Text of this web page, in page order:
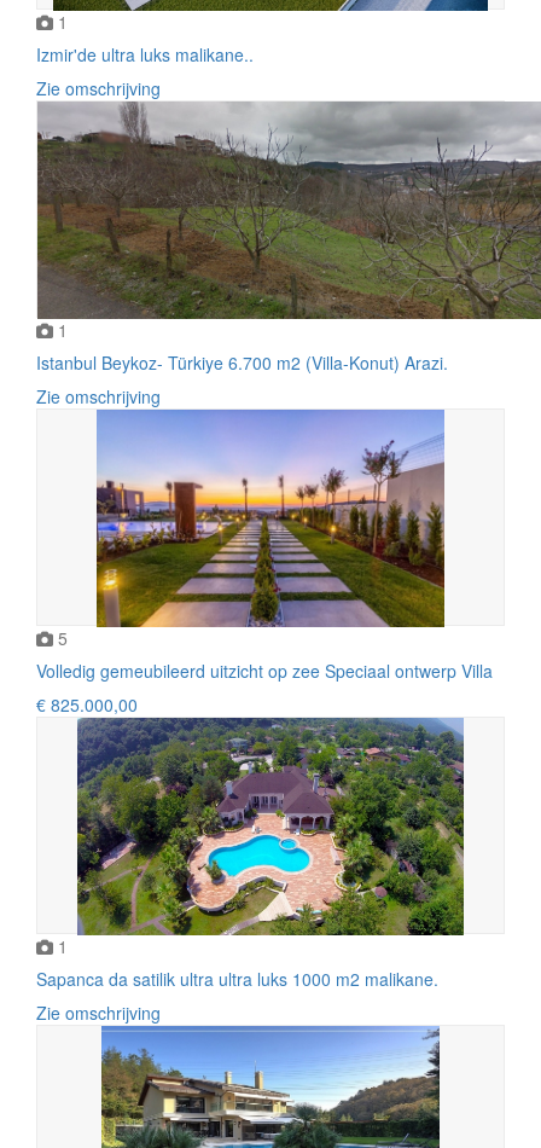
1
Izmir'de ultra luks malikane..
Zie omschrijving
1
Istanbul Beykoz- Türkiye 6.700 m2 (Villa-Konut) Arazi.
Zie omschrijving
5
Volledig gemeubileerd uitzicht op zee Speciaal ontwerp Villa
€ 825.000,00
1
Sapanca da satilik ultra ultra luks 1000 m2 malikane.
Zie omschrijving